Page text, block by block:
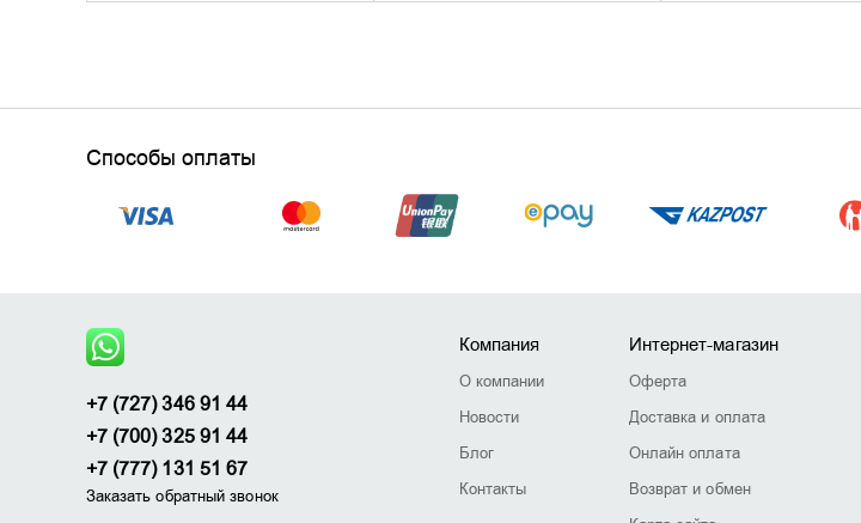
Способы оплаты
+7 (727) 346 91 44
+7 (700) 325 91 44
+7 (777) 131 51 67
Заказать обратный звонок
Компания
О компании
Новости
Блог
Контакты
Интернет-магазин
Оферта
Доставка и оплата
Онлайн оплата
Возврат и обмен